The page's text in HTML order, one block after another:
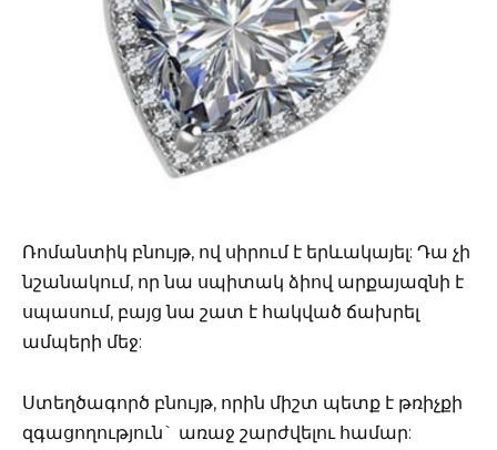
Ռոմանտիկ բնույթ, ով սիրում է երևակայել: Դա չի
նշանակում, որ նա սպիտակ ձիով արքայազնի է
սպասում, բայց նա շատ է հակված ճախրել
ամպերի մեջ:
Ստեղծագործ բնույթ, որին միշտ պետք է թռիչքի
զգացողություն` առաջ շարժվելու համար: